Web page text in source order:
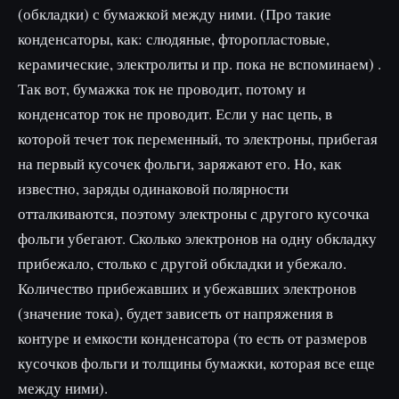
(обкладки) с бумажкой между ними. (Про такие
конденсаторы, как: слюдяные, фторопластовые,
керамические, электролиты и пр. пока не вспоминаем) .
Так вот, бумажка ток не проводит, потому и
конденсатор ток не проводит. Если у нас цепь, в
которой течет ток переменный, то электроны, прибегая
на первый кусочек фольги, заряжают его. Но, как
известно, заряды одинаковой полярности
отталкиваются, поэтому электроны с другого кусочка
фольги убегают. Сколько электронов на одну обкладку
прибежало, столько с другой обкладки и убежало.
Количество прибежавших и убежавших электронов
(значение тока), будет зависеть от напряжения в
контуре и емкости конденсатора (то есть от размеров
кусочков фольги и толщины бумажки, которая все еще
между ними).